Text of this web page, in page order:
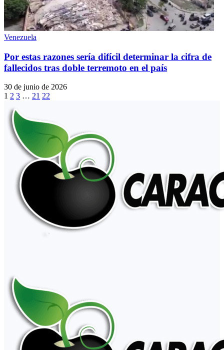
Venezuela
Por estas razones sería difícil determinar la cifra de
fallecidos tras doble terremoto en el país
30 de junio de 2026
1 2 3 … 21 22